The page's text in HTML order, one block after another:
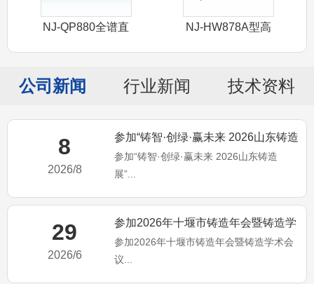
NJ-QP880全谱直
NJ-HW878A型高
公司新闻 行业新闻 技术资料
8
2026/8
参加“铸智·创绿·赢未来 2026山东铸造
展”
参加“铸智·创绿·赢未来 2026山东铸造
展”...
29
2026/6
参加2026年十堰市铸造年会暨铸造学
术会议
参加2026年十堰市铸造年会暨铸造学术会
议...